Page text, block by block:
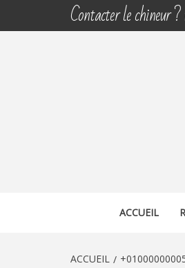
Contacter le chineur
ACCUEIL
ACCUEIL